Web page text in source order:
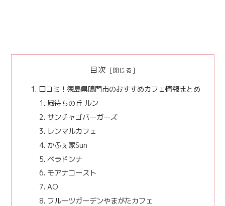
目次
口コミ！徳島県鳴門市のおすすめカフェ情報まとめ
風待ちの丘 ルン
サンチャゴバーガーズ
レンマルカフェ
かふぇ家Sun
ベラドンナ
モアナコースト
AO
フルーツガーデンやまがたカフェ